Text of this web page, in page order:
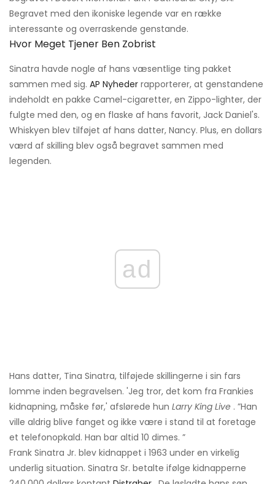
Begravet med den ikoniske legende var en række
interessante og overraskende genstande.
Hvor Meget Tjener Ben Zobrist
Sinatra havde nogle af hans væsentlige ting pakket
sammen med sig. AP Nyheder rapporterer, at genstandene
indeholdt en pakke Camel-cigaretter, en Zippo-lighter, der
fulgte med den, og en flaske af hans favorit, Jack Daniel's.
Whiskyen blev tilføjet af hans datter, Nancy. Plus, en dollars
værd af skilling blev også begravet sammen med
legenden.
ad
Hans datter, Tina Sinatra, tilføjede skillingerne i sin fars
lomme inden begravelsen. 'Jeg tror, ​​det kom fra Frankies
kidnapning, måske før,' afslørede hun Larry King Live . ”Han
ville aldrig blive fanget og ikke være i stand til at foretage
et telefonopkald. Han bar altid 10 dimes. ”
Frank Sinatra Jr. blev kidnappet i 1963 under en virkelig
underlig situation. Sinatra Sr. betalte ifølge kidnapperne